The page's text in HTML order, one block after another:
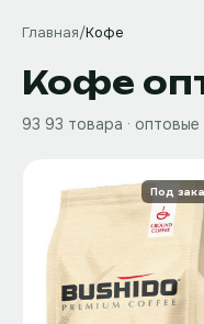
Главная/Кофе
Кофе
93 93 товара ·
Под